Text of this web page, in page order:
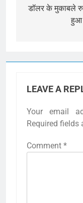
डॉलर के मुकाबले
हुआ
LEAVE A
Your email
Required fields
Comment *